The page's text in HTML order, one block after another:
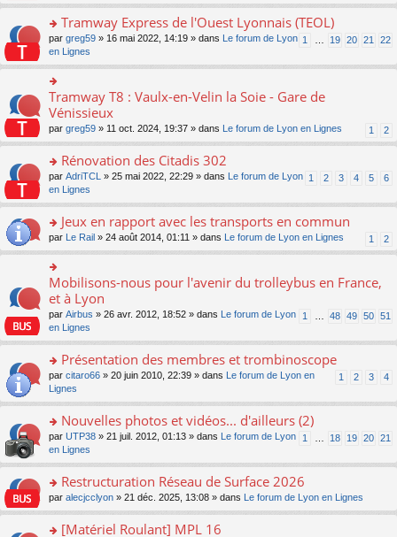
s
er
le
m
e
s
a
e
o
n
lu
le
u
s
ré
c
e
nt
o
n
s
ult
er
le
m
e
s
s
g
o
n
lu
le
pl
u
s
ré
c
e
nt
Tramway Express de l'Ouest Lyonnais (TEOL)
1 19 20 21 22
par greg59 » 16 mai 2022, 14:19 » dans
Le forum de Lyon
en Lignes
o
n
ult
er
le
m
e
s
a
g
e
n
o
n
le
u
s
ré
c
e
Tramway T8 : Vaulx-en-Velin la Soie - Gare de
Vénissieux
1 2
par greg59 » 11 oct. 2024, 19:37 » dans Le forum de Lyon en Lignes
o
n
s
er
le
m
e
s
s
g
o
n
lu
le
u
s
ré
c
e
nt
Rénovation des Citadis 302
1 2 3 4 5 6
par AdriTCL » 25 mai 2022, 22:29 » dans
Le forum de Lyon
en Lignes
o
n
s
ult
er
le
m
e
s
s
g
o
n
lu
le
u
s
ré
c
Jeux en rapport avec les transports en commun
1 2
par Le Rail » 24 août 2014, 01:11 » dans Le forum de Lyon en Lignes
o
n
ult
le
m
e
s
s
g
e
n
o
n
lu
u
Mobilisons-nous pour l'avenir du trolleybus en France,
et à Lyon
1 48 49 50 51
par Airbus » 26 avr. 2012, 18:52 » dans
Le forum de Lyon
en Lignes
o
s
er
le
m
e
s
s
e
Présentation des membres et trombinoscope
1 2 3 4
par citaro66 » 20 juin 2010, 22:39 » dans
Le forum de Lyon en
Lignes
o
n
s
er
le
m
e
Nouvelles photos et vidéos... d'ailleurs (2)
1 18 19 20 21
par UTP38 » 21 juil. 2012, 01:13 » dans
Le forum de Lyon
en Lignes
o
n
Restructuration Réseau de Surface 2026
par alecjcclyon » 21 déc. 2025, 13:08 » dans Le forum de Lyon en Lignes
[Matériel Roulant] MPL 16